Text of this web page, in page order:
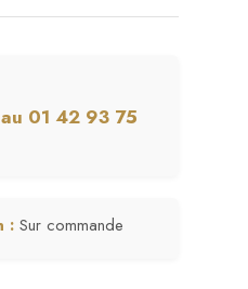
01 42 93 75
: Sur commande